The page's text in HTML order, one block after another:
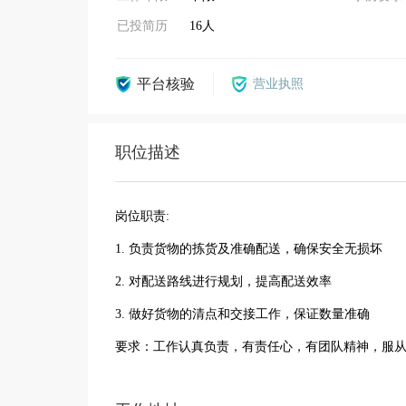
已投简历 16人
平台核验 营业执照
职位描述
岗位职责:
1. 负责货物的拣货及准确配送，确保安全无损坏
2. 对配送路线进行规划，提高配送效率
3. 做好货物的清点和交接工作，保证数量准确
要求：工作认真负责，有责任心，有团队精神，服从